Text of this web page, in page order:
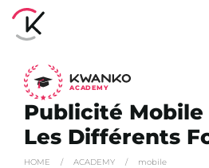
ACADEMY
Publicité Mobile
Les Différents
HOME / ACADEMY / mobile